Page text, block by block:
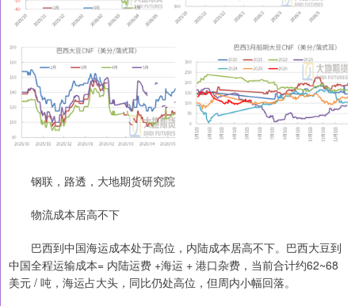
钢联，路透，大地期货研究院
物流成本居高不下
巴西到中国海运成本处于高位，内陆成本居高不下。巴西大豆到
中国全程运输成本= 内陆运费 +海运 + 港口杂费，当前合计约62~68
美元 / 吨，海运占大头，同比仍处高位，但周内小幅回落。